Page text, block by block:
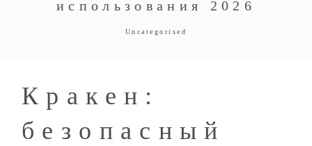
использования 2026
Uncategorised
Кракен:
безопасный